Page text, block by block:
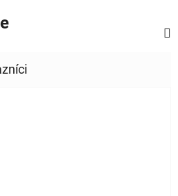
z 5 hvězdiček.
z 5 hvězdiček.